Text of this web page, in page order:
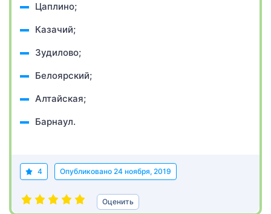
Цаплино;
Казачий;
Зудилово;
Белоярский;
Алтайская;
Барнаул.
4 Опубликовано 24 ноября, 2019
Оценить